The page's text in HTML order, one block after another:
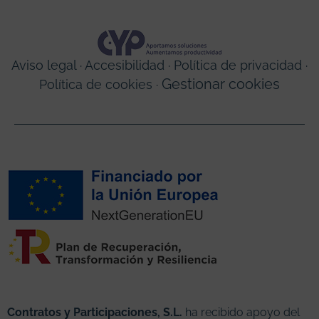
Aviso legal · Accesibilidad · Política de privacidad ·
Política de cookies · Gestionar cookies
Contratos y Participaciones, S.L. ha recibido apoyo del